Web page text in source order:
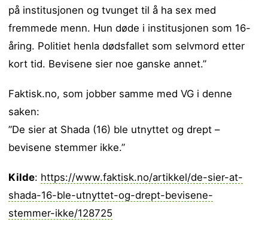
på institusjonen og tvunget til å ha sex med
fremmede menn. Hun døde i institusjonen som 16-
åring. Politiet henla dødsfallet som selvmord etter
kort tid. Bevisene sier noe ganske annet.”
Faktisk.no, som jobber samme med VG i denne
saken:
”De sier at Shada (16) ble utnyttet og drept –
bevisene stemmer ikke.”
Kilde: https://www.faktisk.no/artikkel/de-sier-at-
shada-16-ble-utnyttet-og-drept-bevisene-
stemmer-ikke/128725